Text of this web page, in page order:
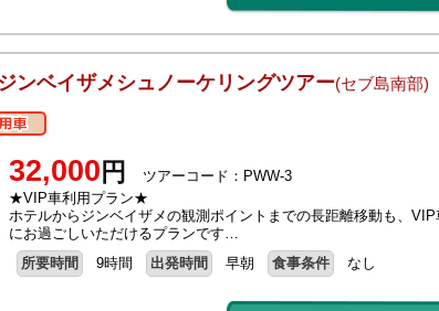
ンベイザメシュノーケリングツアー(セブ島南部)
32,000 円
ツアーコード：PWW-3
★VIP車利用プラン★
ホテルからジンベイザメの観測ポイントまでの長距離移動も、VIP
にお過ごしいただけるプランです…
所要時間
9時間 出発時間 早朝 食事条件 なし